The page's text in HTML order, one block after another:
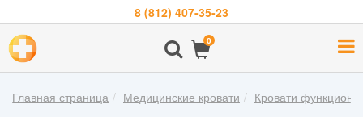
8 (812) 407-35-23
0
О
компании
Бренды
Главная страница Медицинские кровати Кровати